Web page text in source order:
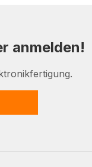
anmelden!